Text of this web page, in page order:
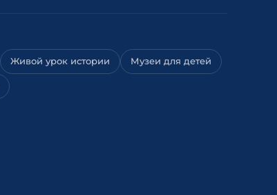
Живой урок истории Музеи для детей